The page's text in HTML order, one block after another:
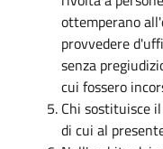
ottemperano
provvedere
senza
cui fossero
Chi sostituisce
di cui al